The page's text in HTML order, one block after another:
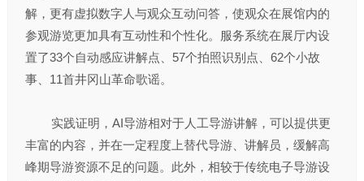
解，更有虚拟数字人与观众互动问答，使观众在展馆内的
参观游览更加具有互动性和个性化。服务系统在展厅内设
置了33个自动感应讲解点、57个拍照识别点、62个小故
事、11首井冈山革命歌谣。
实践证明，AI导游相对于人工导游讲解，可以提供更
丰富的内容，并在一定程度上替代导游、讲解员，缓解高
峰期导游资源不足的问题。此外，相较于传统电子导游设